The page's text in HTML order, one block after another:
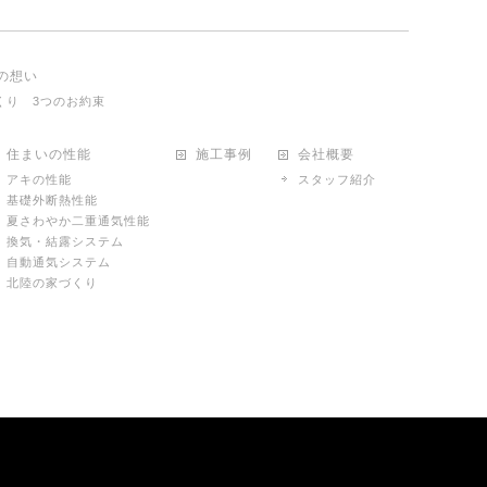
想い
り 3つのお約束
住まいの性能
アキの性能
基礎外断熱性能
夏さわやか二重通気性能
換気・結露システム
自動通気システム
北陸の家づくり
施工事例 会社概要
スタッフ紹介